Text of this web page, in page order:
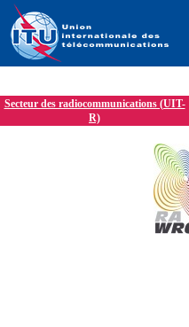
Secteur des radiocommunications (UIT-
R)